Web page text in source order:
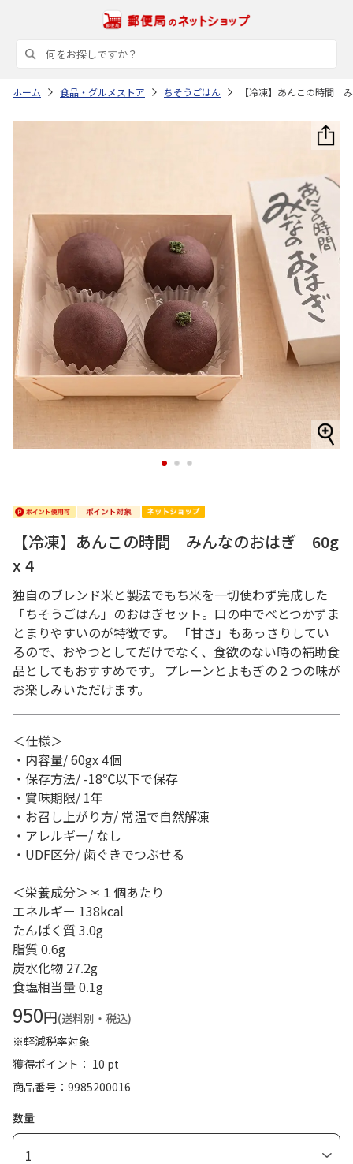
ホーム 食品・グルメストア ちそうごはん 【冷凍】あんこの時間
1 2 3
【冷凍】あんこの時間 みんなのおはぎ 60g
x 4
独自のブレンド米と製法でもち米を一切使わず完成した
「ちそうごはん」のおはぎセット。口の中でべとつかずま
とまりやすいのが特徴です。 「甘さ」もあっさりしてい
るので、おやつとしてだけでなく、食欲のない時の補助食
品としてもおすすめです。 プレーンとよもぎの２つの味が
お楽しみいただけます。
＜仕様＞
・内容量/ 60gx 4個
・保存方法/ -18℃以下で保存
・賞味期限/ 1年
・お召し上がり方/ 常温で自然解凍
・アレルギー/ なし
・UDF区分/ 歯ぐきでつぶせる
＜栄養成分＞＊１個あたり
エネルギー 138kcal
たんぱく質 3.0g
脂質 0.6g
炭水化物 27.2g
食塩相当量 0.1g
950円(送料別・税込)
※軽減税率対象
獲得ポイント： 10 pt
商品番号
9985200016
数量
1